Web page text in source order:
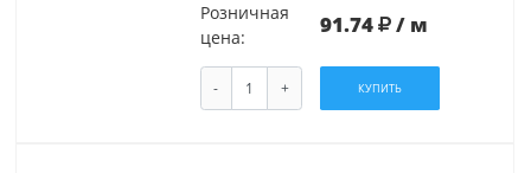
Розничная
цена:
91.74 / м
- + КУПИТЬ